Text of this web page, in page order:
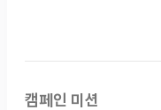
캠페인 미션